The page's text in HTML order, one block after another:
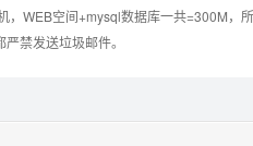
，WEB空间+mysql数据库一共=300M，
禁发送垃圾邮件。